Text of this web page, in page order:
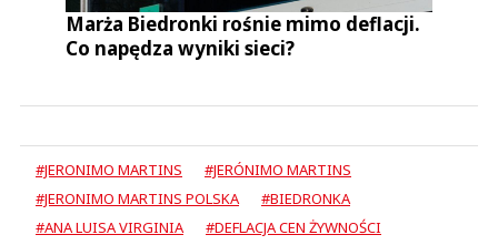
Marża Biedronki rośnie mimo deflacji.
Co napędza wyniki sieci?
#JERONIMO MARTINS
#JERÓNIMO MARTINS
#JERONIMO MARTINS POLSKA
#BIEDRONKA
#ANA LUISA VIRGINIA
#DEFLACJA CEN ŻYWNOŚCI